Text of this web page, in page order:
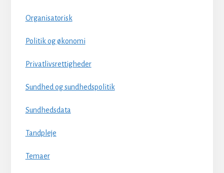
Organisatorisk
Politik og økonomi
Privatlivsrettigheder
Sundhed og sundhedspolitik
Sundhedsdata
Tandpleje
Temaer